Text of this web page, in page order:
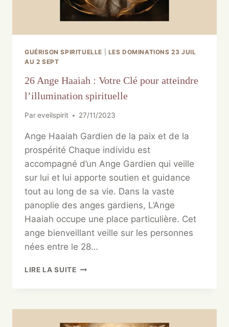
GUÉRISON SPIRITUELLE
LES DOMINATIONS 23 JUIL
AU 2 SEPT
26 Ange Haaiah : Votre Clé pour atteindre
l’illumination spirituelle
Pareveilspirit 27/11/2023
Ange Haaiah Gardien de la paix et de la
prospérité Chaque individu est
accompagné d’un Ange Gardien qui veille
sur lui et lui apporte soutien et guidance
tout au long de sa vie. Dans la vaste
panoplie des anges gardiens, L’Ange
Haaiah occupe une place particulière. Cet
ange bienveillant veille sur les personnes
nées entre le 28…
LIRE LA SUITE